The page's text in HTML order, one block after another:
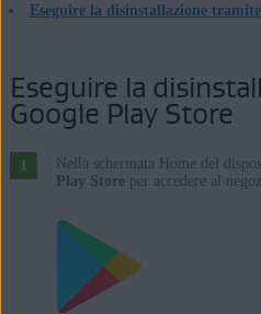
Apple macOS 11.x (Big Sur)
Apple macOS 10.13.x (High
Apple macOS 10.12.x (Sierra)
Google Android 6.0
Apple iOS 14.0 o versione
Eseguire la disinstallazione
Eseguire la
Google Play Store
Nella schermata Home del
Play Storeper accedere al